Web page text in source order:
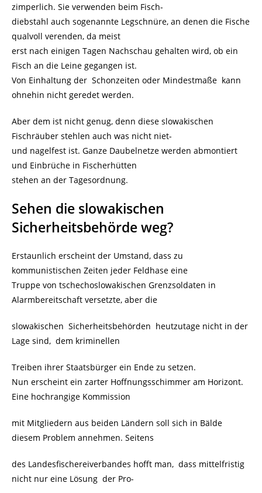
zimperlich. Sie verwenden beim Fisch-
diebstahl auch sogenannte Legschnüre, an denen die Fische
qualvoll verenden, da meist
erst nach einigen Tagen Nachschau gehalten wird, ob ein
Fisch an die Leine gegangen ist.
Von Einhaltung der Schonzeiten oder Mindestmaße kann
ohnehin nicht geredet werden.
Aber dem ist nicht genug, denn diese slowakischen
Fischräuber stehlen auch was nicht niet-
und nagelfest ist. Ganze Daubelnetze werden abmontiert
und Einbrüche in Fischerhütten
stehen an der Tagesordnung.
Sehen die slowakischen
Sicherheitsbehörde weg?
Erstaunlich erscheint der Umstand, dass zu
kommunistischen Zeiten jeder Feldhase eine
Truppe von tschechoslowakischen Grenzsoldaten in
Alarmbereitschaft versetzte, aber die
slowakischen Sicherheitsbehörden heutzutage nicht in der
Lage sind, dem kriminellen
Treiben ihrer Staatsbürger ein Ende zu setzen.
Nun erscheint ein zarter Hoffnungsschimmer am Horizont.
Eine hochrangige Kommission
mit Mitgliedern aus beiden Ländern soll sich in Bälde
diesem Problem annehmen. Seitens
des Landesfischereiverbandes hofft man, dass mittelfristig
nicht nur eine Lösung der Pro-